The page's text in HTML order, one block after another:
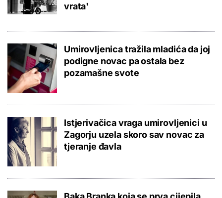
vrata'
Umirovljenica tražila mladića da joj
podigne novac pa ostala bez
pozamašne svote
Istjerivačica vraga umirovljenici u
Zagorju uzela skoro sav novac za
tjeranje đavla